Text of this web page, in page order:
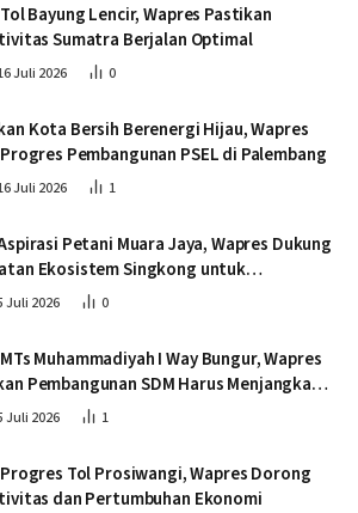
Bayung Lencir, Wapres Pastikan
Sumatra Berjalan Optimal
Juli 2026 0
Kota Bersih Berenergi Hijau, Wapres
Pembangunan PSEL di Palembang
Juli 2026 1
Petani Muara Jaya, Wapres Dukung
Ekosistem Singkong untuk
Pangan
Juli 2026 0
Muhammadiyah I Way Bungur, Wapres
Pembangunan SDM Harus Menjangkau
Juli 2026 1
Tol Prosiwangi, Wapres Dorong
dan Pertumbuhan Ekonomi